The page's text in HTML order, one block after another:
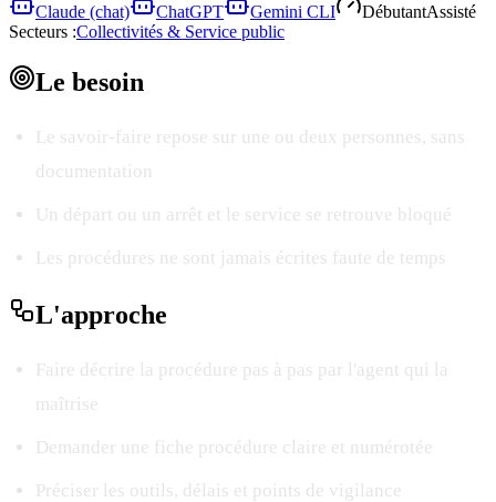
Claude (chat) ChatGPT Gemini CLI DébutantAssisté
Secteurs :Collectivités & Service public
Le besoin
Le savoir-faire repose sur une ou deux personnes, sans
documentation
Un départ ou un arrêt et le service se retrouve bloqué
Les procédures ne sont jamais écrites faute de temps
L'approche
Faire décrire la procédure pas à pas par l'agent qui la
maîtrise
Demander une fiche procédure claire et numérotée
Préciser les outils, délais et points de vigilance